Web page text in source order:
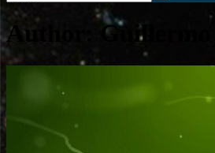
Author: Guillermo